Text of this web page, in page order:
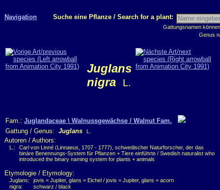
Navigation Suche eine Pflanze / Search for a plant:
Gattungsnamen
Genus
Juglans
nigra
L.
Fam.: Juglandaceae \ Walnussgewächse / Walnut Fam.
Gattung / Genus: Juglans L.
Autoren / Authors:
L.:
Carl von Linné (Linnaeus, 1707 - 1777), schwedischer Naturforscher, der das
binäre Benennungs-System für Pflanzen + Tiere einführte / Swedish naturalist who
introduced the binary naming system for plants + animals
Etymologie / Etymology:
Juglans:
jovis = Jupiter, glans = Eichel / jovis = Jupiter, glans = acorn
nigra:
schwarz / black